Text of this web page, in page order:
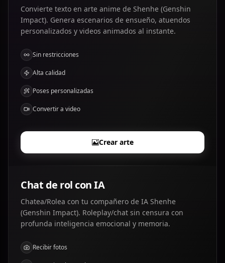
Convierte texto en arte anime de Shenhe (Genshin
Impact). Genera escenarios de ensueño, atuendos
personalizados y videos animados al instante.
Sin restricciones
Alta calidad
Poses personalizadas
Convertir a video
Crear arte
Chat de rol con IA
Chatea/Rolea con tu compañero de IA Shenhe
(Genshin Impact). Roleplay/chat sin censura con
profunda inteligencia emocional y memoria.
Recibir fotos